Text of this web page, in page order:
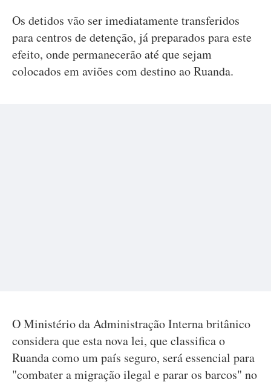
Os detidos vão ser imediatamente transferidos
para centros de detenção, já preparados para este
efeito, onde permanecerão até que sejam
colocados em aviões com destino ao Ruanda.
O Ministério da Administração Interna britânico
considera que esta nova lei, que classifica o
Ruanda como um país seguro, será essencial para
"combater a migração ilegal e parar os barcos" no